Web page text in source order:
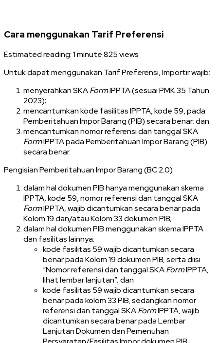
Cara menggunakan Tarif Preferensi
Estimated reading: 1 minute825 views
Untuk dapat menggunakan Tarif Preferensi, Importir wajib:
menyerahkan SKAFormIPPTA (sesuai PMK 35 Tahun
2023);
mencantumkan kode fasilitas IPPTA, kode 59, pada
Pemberitahuan Impor Barang (PIB) secara benar; dan
mencantumkan nomor referensi dan tanggal SKA
FormIPPTA pada Pemberitahuan Impor Barang (PIB)
secara benar.
Pengisian Pemberitahuan Impor Barang (BC 2.0)
dalam hal dokumen PIB hanya menggunakan skema
IPPTA, kode 59, nomor referensi dan tanggal SKA
FormIPPTA, wajib dicantumkan secara benar pada
Kolom 19 dan/atau Kolom 33 dokumen PIB;
dalam hal dokumen PIB menggunakan skema IPPTA
dan fasilitas lainnya:
kode fasilitas 59 wajib dicantumkan secara
benar pada Kolom 19 dokumen PIB, serta diisi
“Nomor referensi dan tanggal SKAFormIPPTA,
lihat lembar lanjutan”; dan
kode fasilitas 59 wajib dicantumkan secara
benar pada kolom 33 PIB, sedangkan nomor
referensi dan tanggal SKAFormIPPTA, wajib
dicantumkan secara benar pada Lembar
Lanjutan Dokumen dan Pemenuhan